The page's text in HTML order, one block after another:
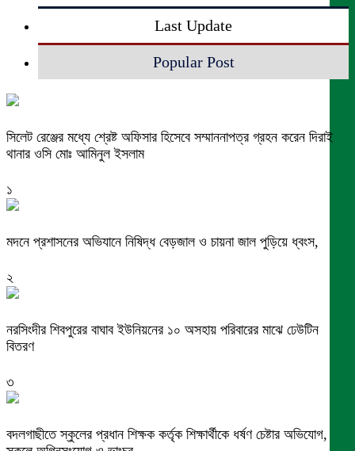
Last Update
Popular Post
সিলেট রেঞ্জের মধ্যে শ্রেষ্ট অফিসার হিসেবে সম্মাননাপত্র গ্রহন করেন দিরাই
থানার ওসি মোঃ আমিনুল ইসলাম
১
মদনে প্রশাসনের অভিযানে নিষিদ্ধ বেড়জাল ও চায়না জাল পুড়িয়ে ধ্বংস,
২
নরসিংদীর শিবপুরের বাঘাব ইউনিয়নের ১০ অসহায় পরিবারের মাঝে ঢেউটিন
বিতরণ
৩
বদলগাছীতে স্কুলের প্রধান শিক্ষক কর্তৃক শিক্ষার্থীকে ধর্ষণ চেষ্টার অভিযোগ,